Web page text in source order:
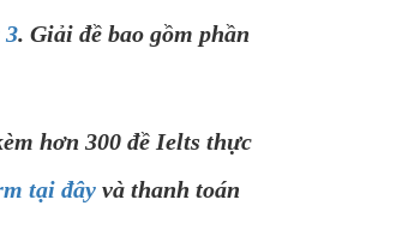
3. Giải đề bao gồm phần
hơn 300 đề Ielts thực
tại đây và thanh toán